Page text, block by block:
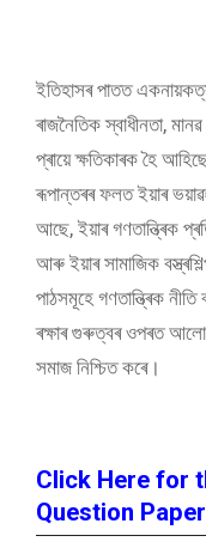
ইতিহাসৰ পাতত
ৰাজনৈতিক স্বাধীনতা,
প্ৰায়ে ক্ষতিকাৰক হৈ
ৰূপান্তৰৰ ফলত ইয়াৰ
আছে, ইয়াৰ গণতান্ত্ৰিক
আৰু ইয়াৰ সামাজিক
পাঠসমূহে গণতান্ত্ৰিক
ৰক্ষাৰ গুৰুত্বৰ ওপৰত
সমাজ নিশ্চিত কৰে।
Click Here for
Question Paper